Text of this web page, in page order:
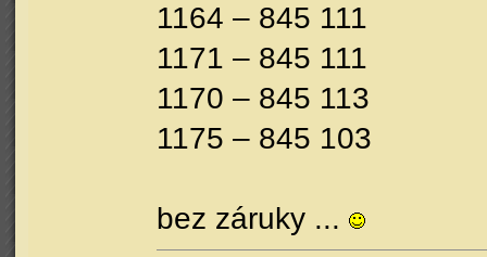
1164 – 845 111
1171 – 845 111
1170 – 845 113
1175 – 845 103
bez záruky ...